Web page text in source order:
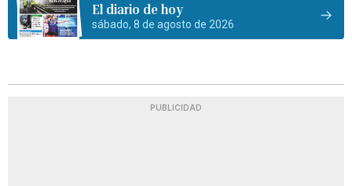
El diario de hoy
sábado, 8 de agosto de 2026
PUBLICIDAD